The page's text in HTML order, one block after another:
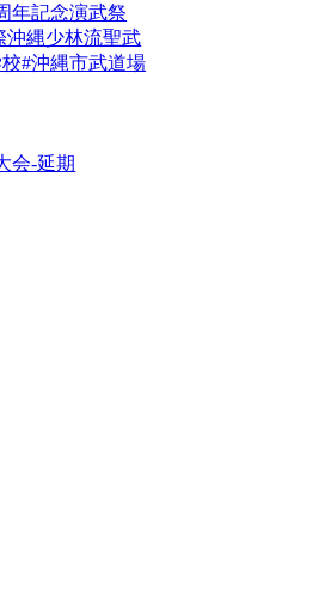
年記念演武祭
沖縄少林流聖武
#沖縄市武道場
会-延期